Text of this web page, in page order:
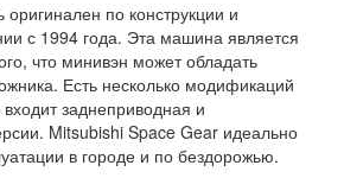
по конструкции и
с 1994 года. Эта машина является
что минивэн может обладать
Есть несколько модификаций
заднеприводная и
Mitsubishi Space Gear идеально
в городе и по бездорожью.